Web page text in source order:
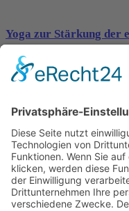
Yoga zur Stärkung der
Körperübung
Anschrift
Fachverband Wellness,
Pastor-Klein-Straße 17e
56073 Koblenz
Telefon Service-Team